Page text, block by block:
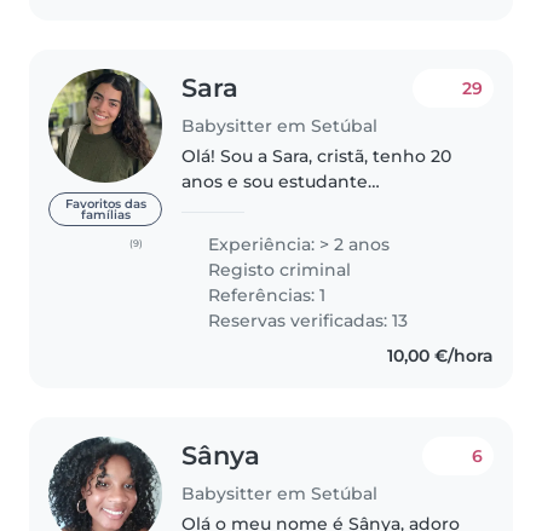
Favoritos das
famílias
(9)
Sara
Babysitter em Setúbal
29
Olá! Sou a Sara, cristã, tenho 20
anos e sou estudante
em Educação Básica. Trabalho
como babysitter e tenho
experiência a cuidar de crianças
desde..
Experiência: > 2 anos
Registo criminal
Referências: 1
Reservas verificadas: 13
10,00 €/hora
Sânya
Babysitter em Setúbal
6
Olá o meu nome é Sânya, adoro